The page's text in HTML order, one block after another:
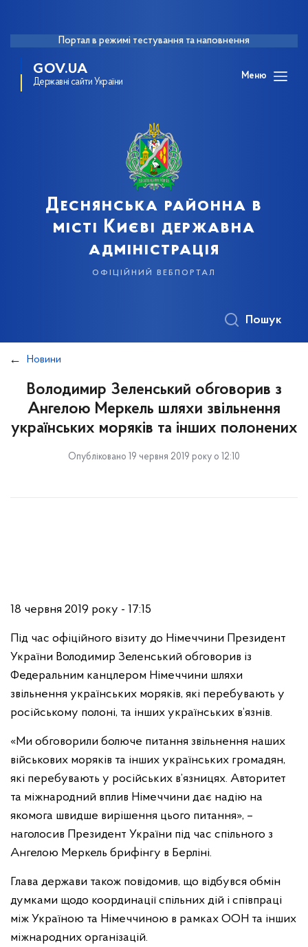
Портал в режимі тестування та наповнення
GOV.UA
Державні сайти України
Меню
Деснянська районна в
місті Києві державна
адміністрація
офіційний вебпортал
Пошук
Новини
Володимир Зеленський обговорив з
Ангелою Меркель шляхи звільнення
українських моряків та інших полонених
Опубліковано 19 червня 2019 року о 12:10
18 червня 2019 року - 17:15
Під час офіційного візиту до Німеччини Президент
України Володимир Зеленський обговорив із
Федеральним канцлером Німеччини шляхи
звільнення українських моряків, які перебувають у
російському полоні, та інших українських в’язнів.
«Ми обговорили болюче питання звільнення наших
військових моряків та інших українських громадян,
які перебувають у російських в’язницях. Авторитет
та міжнародний вплив Німеччини дає надію на
якомога швидше вирішення цього питання», –
наголосив Президент України під час спільного з
Ангелою Меркель брифінгу в Берліні.
Глава держави також повідомив, що відбувся обмін
думками щодо координації спільних дій і співпраці
між Україною та Німеччиною в рамках ООН та інших
міжнародних організацій.